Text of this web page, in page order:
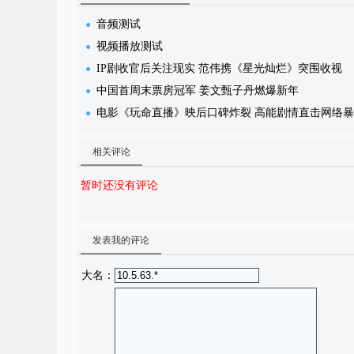
音频测试
视频播放测试
IP剧收官后关注现实 范伟携《星光灿烂》突围收视
中国首周末票房冠军 姜文甄子丹燃爆新年
电影《玩命直播》映后口碑炸裂 高能剧情直击网络
相关评论
暂时还没有评论
发表我的评论
大名：